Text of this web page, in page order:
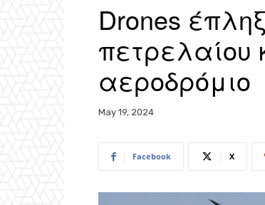
Drones
πετρελαίου
αεροδρόμιο
May 19, 2024
Facebook X